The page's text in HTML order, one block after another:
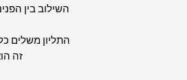
השילוב בין
התליון משלים
זה